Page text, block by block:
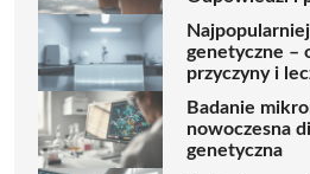
genetyczne –
przyczyny i
Badanie
nowoczesna
genetyczna